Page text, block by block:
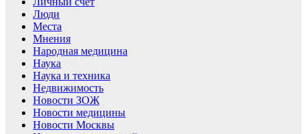
Люди
Места
Мнения
Народная медицина
Наука
Наука и техника
Недвижимость
Новости ЗОЖ
Новости медицины
Новости Москвы